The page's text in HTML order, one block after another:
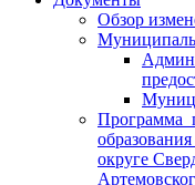
Обзор
Программа
округе